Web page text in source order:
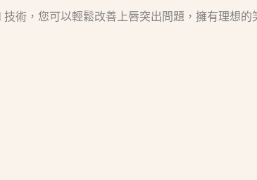
術，您可以輕鬆改善上唇突出問題，擁有理想的